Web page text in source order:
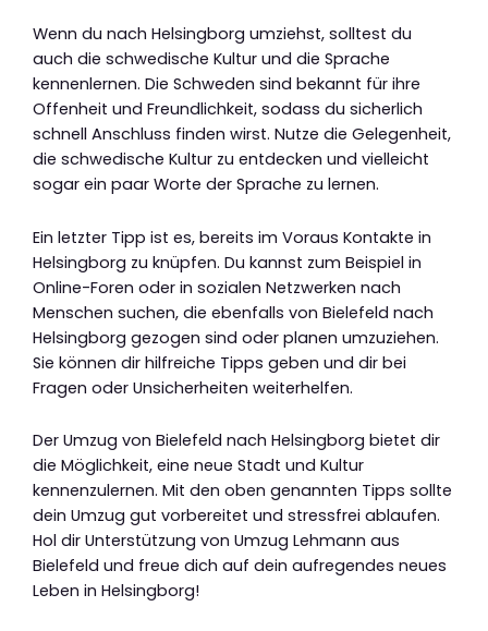
Wenn du nach Helsingborg umziehst, solltest du
auch die schwedische Kultur und die Sprache
kennenlernen. Die Schweden sind bekannt für ihre
Offenheit und Freundlichkeit, sodass du sicherlich
schnell Anschluss finden wirst. Nutze die Gelegenheit,
die schwedische Kultur zu entdecken und vielleicht
sogar ein paar Worte der Sprache zu lernen.
Ein letzter Tipp ist es, bereits im Voraus Kontakte in
Helsingborg zu knüpfen. Du kannst zum Beispiel in
Online-Foren oder in sozialen Netzwerken nach
Menschen suchen, die ebenfalls von Bielefeld nach
Helsingborg gezogen sind oder planen umzuziehen.
Sie können dir hilfreiche Tipps geben und dir bei
Fragen oder Unsicherheiten weiterhelfen.
Der Umzug von Bielefeld nach Helsingborg bietet dir
die Möglichkeit, eine neue Stadt und Kultur
kennenzulernen. Mit den oben genannten Tipps sollte
dein Umzug gut vorbereitet und stressfrei ablaufen.
Hol dir Unterstützung von Umzug Lehmann aus
Bielefeld und freue dich auf dein aufregendes neues
Leben in Helsingborg!